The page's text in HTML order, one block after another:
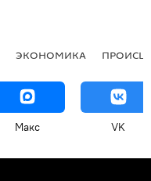
ЭКОНОМИКА
Макс VK